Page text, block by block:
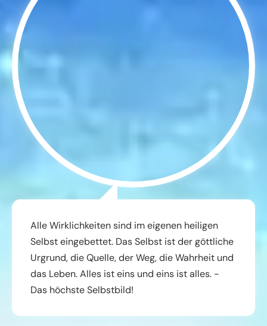
Alle Wirklichkeiten sind im eigenen heiligen
Selbst eingebettet. Das Selbst ist der göttliche
Urgrund, die Quelle, der Weg, die Wahrheit und
das Leben. Alles ist eins und eins ist alles. -
Das höchste Selbstbild!